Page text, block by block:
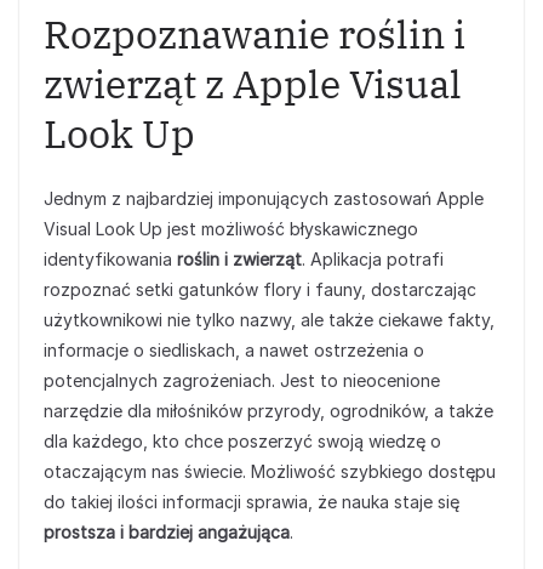
Rozpoznawanie roślin i
zwierząt z Apple Visual
Look Up
Jednym z najbardziej imponujących zastosowań Apple
Visual Look Up jest możliwość błyskawicznego
identyfikowania roślin i zwierząt. Aplikacja potrafi
rozpoznać setki gatunków flory i fauny, dostarczając
użytkownikowi nie tylko nazwy, ale także ciekawe fakty,
informacje o siedliskach, a nawet ostrzeżenia o
potencjalnych zagrożeniach. Jest to nieocenione
narzędzie dla miłośników przyrody, ogrodników, a także
dla każdego, kto chce poszerzyć swoją wiedzę o
otaczającym nas świecie. Możliwość szybkiego dostępu
do takiej ilości informacji sprawia, że nauka staje się
prostsza i bardziej angażująca.